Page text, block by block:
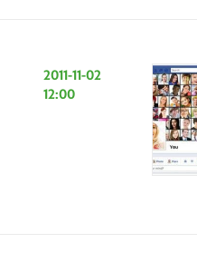
2011-11-02
12:00